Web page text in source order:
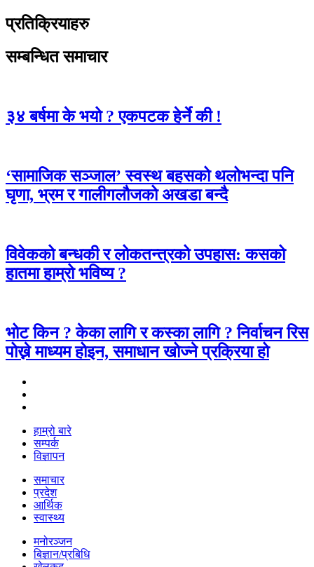
प्रतिक्रियाहरु
सम्बन्धित समाचार
३४ बर्षमा के भयो ? एकपटक हेर्ने की !
‘सामाजिक सञ्जाल’ स्वस्थ बहसको थलोभन्दा पनि
घृणा, भ्रम र गालीगलौजको अखडा बन्दै
विवेकको बन्धकी र लोकतन्त्रको उपहास: कसको
हातमा हाम्रो भविष्य ?
भोट किन ? केका लागि र कस्का लागि ? निर्वाचन रिस
पोख्ने माध्यम होइन, समाधान खोज्ने प्रक्रिया हो
हाम्रो बारे
सम्पर्क
विज्ञापन
समाचार
प्रदेश
आर्थिक
स्वास्थ्य
मनोरञ्जन
बिज्ञान/प्रबिधि